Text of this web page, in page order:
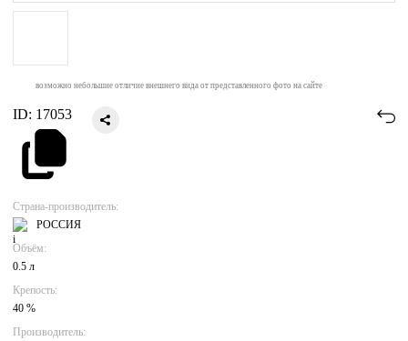
возможно небольшие отличие внешнего вида от представленного фото на сайте
ID: 17053
Страна-производитель:
РОССИЯ
Объём:
0.5 л
Крепость:
40 %
Производитель: